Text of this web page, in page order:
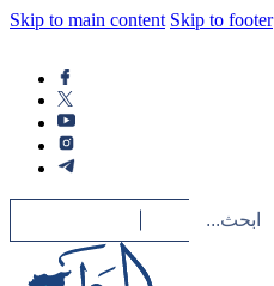
Skip to main content Skip to footer